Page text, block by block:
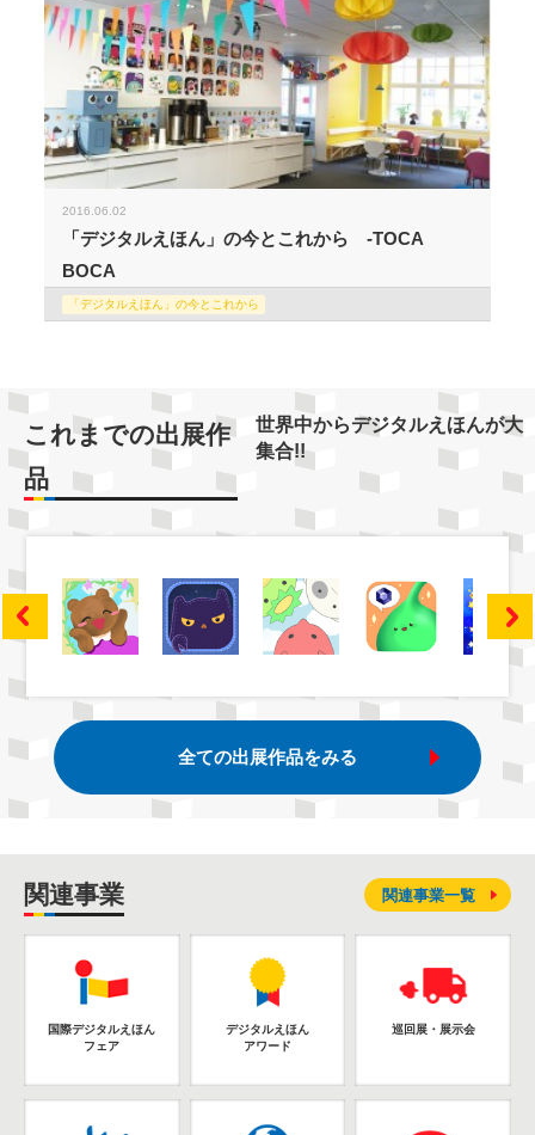
2016.06.02
「デジタルえほん」の今とこれから -TOCA
BOCA
「デジタルえほん」の今とこれから
これまでの出展作
品
世界中からデジタルえほんが大
集合!!
全ての出展作品をみる
関連事業
国際デジタルえほん
フェア
デジタルえほん
アワード
巡回展・展示会
関連事業一覧